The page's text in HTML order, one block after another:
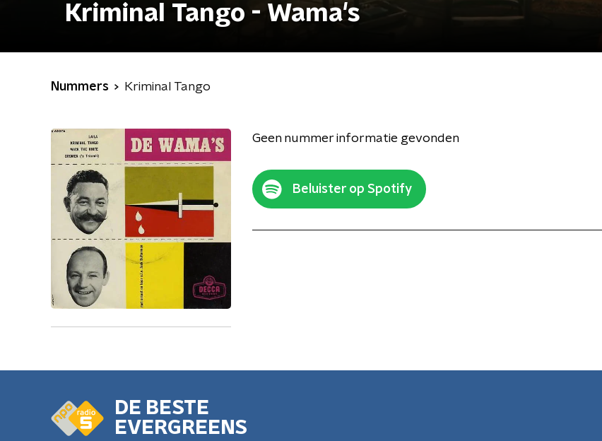
Kriminal Tango - Wama's
Nummers Kriminal Tango
Geen nummer informatie gevonden
Beluister op Spotify
DE BESTE
EVERGREENS